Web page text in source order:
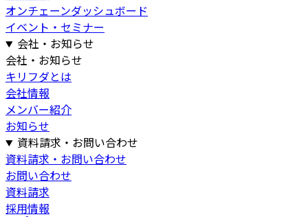
オンチェーンダッシュボード
イベント・セミナー
会社・お知らせ
会社・お知らせ
キリフダとは
会社情報
メンバー紹介
お知らせ
資料請求・お問い合わせ
資料請求・お問い合わせ
お問い合わせ
資料請求
採用情報